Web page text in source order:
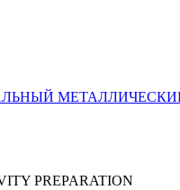
МЕТАЛЛИЧЕСКИЙ